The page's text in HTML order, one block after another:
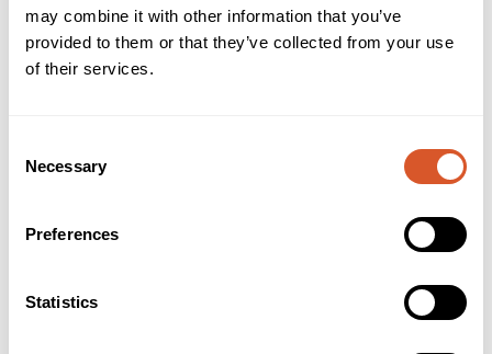
may combine it with other information that you’ve
provided to them or that they’ve collected from your use
of their services.
Selection
Necessary
Preferences
Statistics
Ardell Nail Addict er kunstige negler designet av
profesjonelle. Neglene har lang holdbarhet og er ferdig
Alternativer